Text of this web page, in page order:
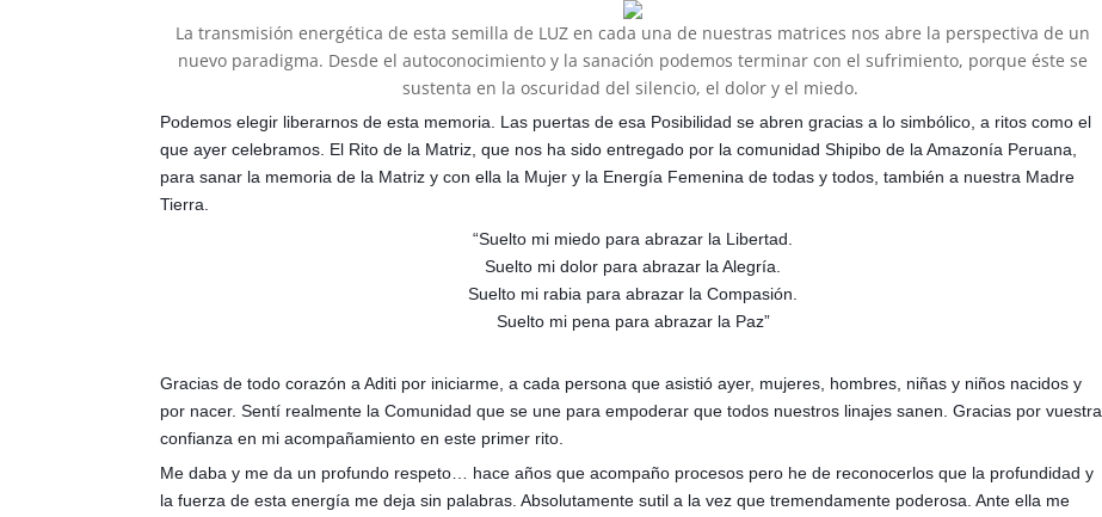
La transmisión energética de esta semilla de LUZ en cada una de nuestras matrices nos abre la perspectiva de un
nuevo paradigma. Desde el autoconocimiento y la sanación podemos terminar con el sufrimiento, porque éste se
sustenta en la oscuridad del silencio, el dolor y el miedo.
Podemos elegir liberarnos de esta memoria. Las puertas de esa Posibilidad se abren gracias a lo simbólico, a ritos como el
que ayer celebramos. El Rito de la Matriz, que nos ha sido entregado por la comunidad Shipibo de la Amazonía Peruana,
para sanar la memoria de la Matriz y con ella la Mujer y la Energía Femenina de todas y todos, también a nuestra Madre
Tierra.
“Suelto mi miedo para abrazar la Libertad.
Suelto mi dolor para abrazar la Alegría.
Suelto mi rabia para abrazar la Compasión.
Suelto mi pena para abrazar la Paz”
Gracias de todo corazón a Aditi por iniciarme, a cada persona que asistió ayer, mujeres, hombres, niñas y niños nacidos y
por nacer. Sentí realmente la Comunidad que se une para empoderar que todos nuestros linajes sanen. Gracias por vuestra
confianza en mi acompañamiento en este primer rito.
Me daba y me da un profundo respeto… hace años que acompaño procesos pero he de reconocerlos que la profundidad y
la fuerza de esta energía me deja sin palabras. Absolutamente sutil a la vez que tremendamente poderosa. Ante ella me